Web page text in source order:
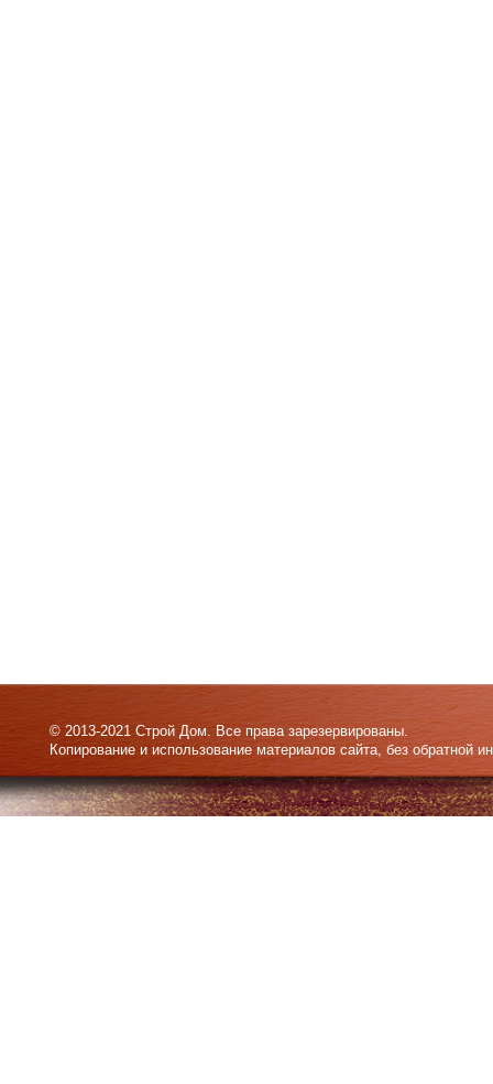
© 2013-2021 Строй Дом. Все права зарезервированы.
Копирование и использование материалов сайта, без обратной